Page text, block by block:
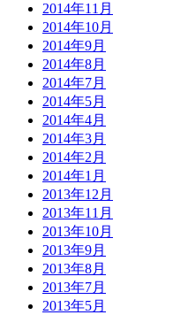
2014年11月
2014年10月
2014年9月
2014年8月
2014年7月
2014年5月
2014年4月
2014年3月
2014年2月
2014年1月
2013年12月
2013年11月
2013年10月
2013年9月
2013年8月
2013年7月
2013年5月